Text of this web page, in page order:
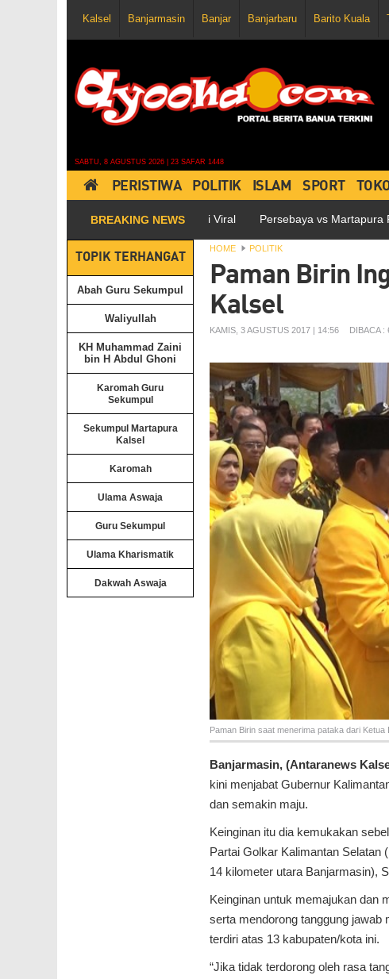
Kalsel Banjarmasin Banjar Banjarbaru Barito Kuala
SABTU, 8 AGUSTUS 2026 | 23 SAFAR 1448
PERISTIWA POLITIK ISLAM SPORT
BREAKING NEWS
Postingannya pun Jadi Viral Persebaya vs Martapura FC
TOPIK TERHANGAT
Abah Guru Sekumpul
Waliyullah
KH Muhammad Zaini
bin H Abdul Ghoni
Karomah Guru
Sekumpul
Sekumpul Martapura
Kalsel
Karomah
Ulama Aswaja
Guru Sekumpul
Ulama Kharismatik
Dakwah Aswaja
HOME POLITIK
Paman Birin
Kalsel
KAMIS, 3 AGUSTUS 2017 | 14:56 DIBACA :
Paman Birin saat menerima pataka dari
Banjarmasin, (Antaranews
kini menjabat Gubernur
dan semakin maju.
Keinginan itu dia kemukakan
Partai Golkar Kalimantan Selatan
14 kilometer utara Banjarmasin),
Keinginan untuk memajukan dan
serta mendorong tanggung jawab
terdiri atas 13 kabupaten/kota ini.
“Jika tidak terdorong oleh rasa